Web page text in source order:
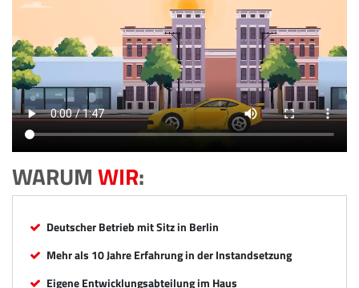
WARUMWIR:
Deutscher Betrieb mit Sitz in Berlin
Mehr als 10 Jahre Erfahrung in der Instandsetzung
Eigene Entwicklungsabteilung im Haus